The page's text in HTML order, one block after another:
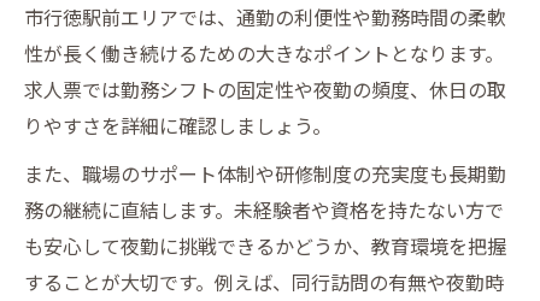
市行徳駅前エリアでは、通勤の利便性や勤務時間の柔軟
性が長く働き続けるための大きなポイントとなります。
求人票では勤務シフトの固定性や夜勤の頻度、休日の取
りやすさを詳細に確認しましょう。
また、職場のサポート体制や研修制度の充実度も長期勤
務の継続に直結します。未経験者や資格を持たない方で
も安心して夜勤に挑戦できるかどうか、教育環境を把握
することが大切です。例えば、同行訪問の有無や夜勤時